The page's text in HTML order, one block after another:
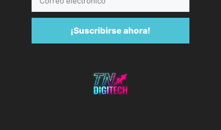
electrónico
¡Suscribirse ahora!